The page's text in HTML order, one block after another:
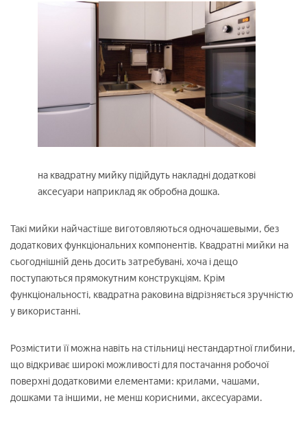
на квадратну мийку підійдуть накладні додаткові
аксесуари наприклад як обробна дошка.
Такі мийки найчастіше виготовляються одночашевыми, без
додаткових функціональних компонентів. Квадратні мийки на
сьогоднішній день досить затребувані, хоча і дещо
поступаються прямокутним конструкціям. Крім
функціональності, квадратна раковина відрізняється зручністю
у використанні.
Розмістити її можна навіть на стільниці нестандартної глибини,
що відкриває широкі можливості для постачання робочої
поверхні додатковими елементами: крилами, чашами,
дошками та іншими, не менш корисними, аксесуарами.